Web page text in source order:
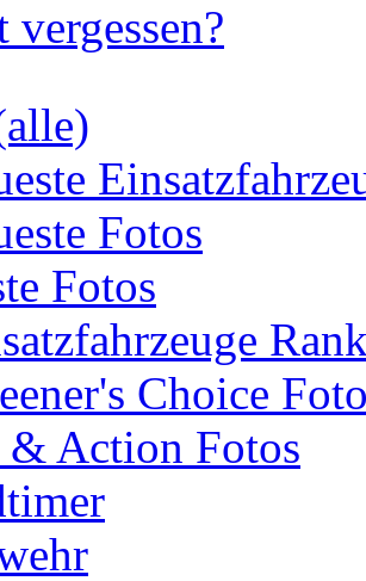
vergessen?
Fotos
Fotos
Choice
Action Fotos